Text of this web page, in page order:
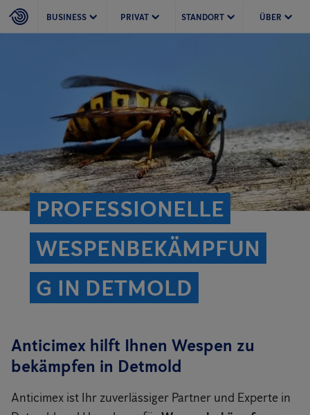
BUSINESS PRIVAT STANDORT ÜBER
PROFESSIONELLE
WESPENBEKÄMPFUN
G IN DETMOLD
Anticimex hilft Ihnen Wespen zu
bekämpfen in Detmold
Anticimex ist Ihr zuverlässiger Partner und Experte in